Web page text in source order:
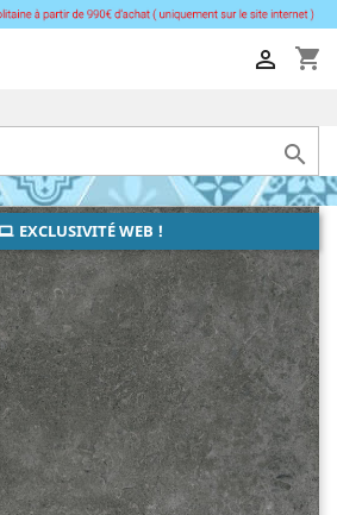
shopping_cart


EXCLUSIVITÉ WEB !